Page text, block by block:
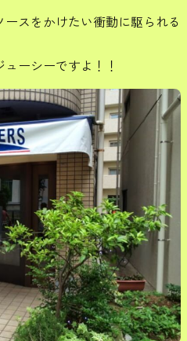
スをかけたい衝動に駆られる
ーシーですよ！！